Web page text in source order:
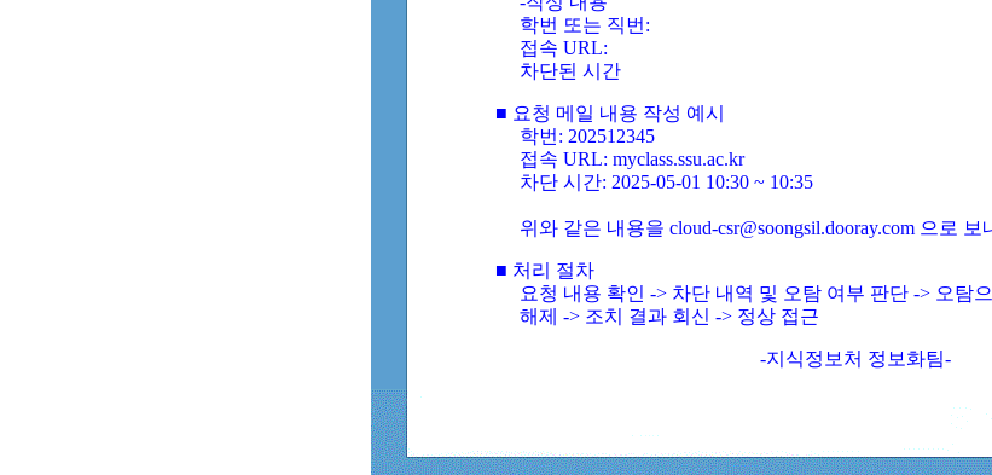
학번 또는 직번:
접속 URL:
차단된 시간
■ 요청 메일 내용 작성 예시
학번: 202512345
접속 URL: myclass.ssu.ac.kr
차단 시간: 2025-05-01 10:30 ~ 10:35
위와 같은 내용을 cloud-csr@soongsil.dooray.com 으로
■ 처리 절차
요청 내용 확인 -> 차단 내역 및 오탐 여부 판단 -> 오탐
해제 -> 조치 결과 회신 -> 정상 접근
-지식정보처 정보화팀-